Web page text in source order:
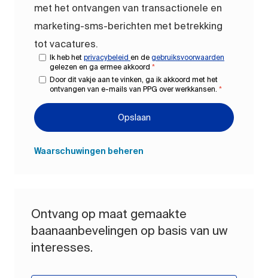
met het ontvangen van transactionele en
marketing-sms-berichten met betrekking
tot vacatures.
Ik heb het privacybeleid en de gebruiksvoorwaarden
gelezen en ga ermee akkoord *
Door dit vakje aan te vinken, ga ik akkoord met het
ontvangen van e-mails van PPG over werkkansen. *
Opslaan
Waarschuwingen beheren
Ontvang op maat gemaakte
baanaanbevelingen op basis van uw
interesses.